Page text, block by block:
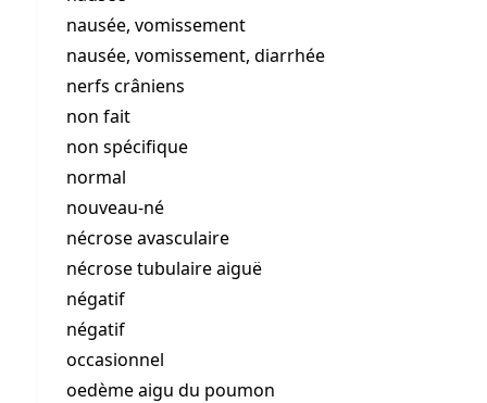
nausée, vomissement
nausée, vomissement, diarrhée
nerfs crâniens
non fait
non spécifique
normal
nouveau-né
nécrose avasculaire
nécrose tubulaire aiguë
négatif
négatif
occasionnel
oedème aigu du poumon